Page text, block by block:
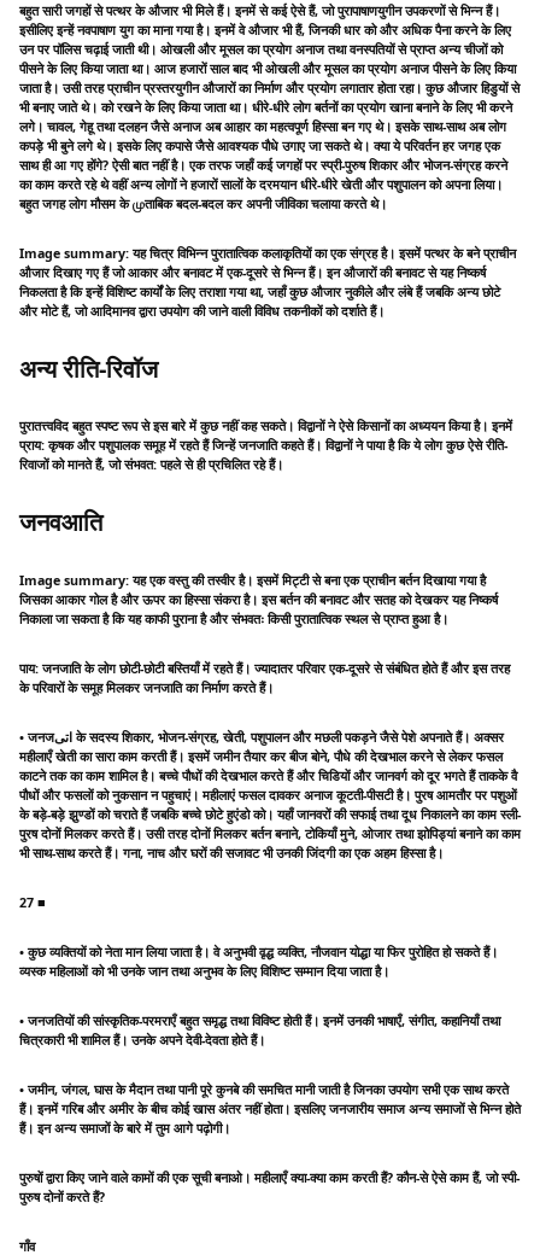
बहुत सारी जगहों से पत्थर के औजार भी मिले हैं। इनमें से कई ऐसे हैं, जो पुरापाषाणयुगीन उपकरणों से भिन्न हैं।
इसीलिए इन्हें नवपाषाण युग का माना गया है। इनमें वे औजार भी हैं, जिनकी धार को और अधिक पैना करने के लिए
उन पर पॉलिस चढ़ाई जाती थी। ओखली और मूसल का प्रयोग अनाज तथा वनस्पतियों से प्राप्त अन्य चीजों को
पीसने के लिए किया जाता था। आज हजारों साल बाद भी ओखली और मूसल का प्रयोग अनाज पीसने के लिए किया
जाता है। उसी तरह प्राचीन प्रस्तरयुगीन औजारों का निर्माण और प्रयोग लगातार होता रहा। कुछ औजार हिडुयों से
भी बनाए जाते थे। को रखने के लिए किया जाता था। धीरे-धीरे लोग बर्तनों का प्रयोग खाना बनाने के लिए भी करने
लगे। चावल, गेहू तथा दलहन जैसे अनाज अब आहार का महत्वपूर्ण हिस्सा बन गए थे। इसके साथ-साथ अब लोग
कपड़े भी बुने लगे थे। इसके लिए कपासे जैसे आवश्यक पौधे उगाए जा सकते थे। क्या ये परिवर्तन हर जगह एक
साथ ही आ गए होंगे? ऐसी बात नहीं है। एक तरफ जहाँ कई जगहों पर स्प्री-पुरुष शिकार और भोजन-संग्रह करने
का काम करते रहे थे वहीं अन्य लोगों ने हजारों सालों के दरमयान धीरे-धीरे खेती और पशुपालन को अपना लिया।
बहुत जगह लोग मौसम के முताबिक बदल-बदल कर अपनी जीविका चलाया करते थे।
Image summary: यह चित्र विभिन्न पुरातात्विक कलाकृतियों का एक संग्रह है। इसमें पत्थर के बने प्राचीन
औजार दिखाए गए हैं जो आकार और बनावट में एक-दूसरे से भिन्न हैं। इन औजारों की बनावट से यह निष्कर्ष
निकलता है कि इन्हें विशिष्ट कार्यों के लिए तराशा गया था, जहाँ कुछ औजार नुकीले और लंबे हैं जबकि अन्य छोटे
और मोटे हैं, जो आदिमानव द्वारा उपयोग की जाने वाली विविध तकनीकों को दर्शाते हैं।
अन्य रीति-रिवॉज
पुरातत्त्वविद बहुत स्पष्ट रूप से इस बारे में कुछ नहीं कह सकते। विद्वानों ने ऐसे किसानों का अध्ययन किया है। इनमें
प्राय: कृषक और पशुपालक समूह में रहते हैं जिन्हें जनजाति कहते हैं। विद्वानों ने पाया है कि ये लोग कुछ ऐसे रीति-
रिवाजों को मानते हैं, जो संभवत: पहले से ही प्रचिलित रहे हैं।
जनवआति
Image summary: यह एक वस्तु की तस्वीर है। इसमें मिट्टी से बना एक प्राचीन बर्तन दिखाया गया है
जिसका आकार गोल है और ऊपर का हिस्सा संकरा है। इस बर्तन की बनावट और सतह को देखकर यह निष्कर्ष
निकाला जा सकता है कि यह काफी पुराना है और संभवतः किसी पुरातात्विक स्थल से प्राप्त हुआ है।
पाय: जनजाति के लोग छोटी-छोटी बस्तियाँ में रहते हैं। ज्यादातर परिवार एक-दूसरे से संबंधित होते हैं और इस तरह
के परिवारों के समूह मिलकर जनजाति का निर्माण करते हैं।
• जनजاتی के सदस्य शिकार, भोजन-संग्रह, खेती, पशुपालन और मछली पकड़ने जैसे पेशे अपनाते हैं। अक्सर
महीलाएँ खेती का सारा काम करती हैं। इसमें जमीन तैयार कर बीज बोने, पौधे की देखभाल करने से लेकर फसल
काटने तक का काम शामिल है। बच्चे पौधों की देखभाल करते हैं और चिडियों और जानवर्ग को दूर भगते हैं ताकके वै
पौधों और फसलों को नुकसान न पहुचाएं। महीलाएं फसल दावकर अनाज कूटती-पीसटी है। पुरष आमतौर पर पशुओं
के बड़े-बड़े झुण्डों को चराते हैं जबकि बच्चे छोटे हुएंडो को। यहाँ जानवरों की सफाई तथा दूध निकालने का काम स्ली-
पुरष दोनों मिलकर करते हैं। उसी तरह दोनों मिलकर बर्तन बनाने, टोकियाँ मुने, ओजार तथा झोपिड्यां बनाने का काम
भी साथ-साथ करते हैं। गना, नाच और घरों की सजावट भी उनकी जिंदगी का एक अहम हिस्सा है।
27 ■
• कुछ व्यक्तियों को नेता मान लिया जाता है। वे अनुभवी वृद्ध व्यक्ति, नौजवान योद्धा या फिर पुरोहित हो सकते हैं।
व्यस्क महिलाओं को भी उनके जान तथा अनुभव के लिए विशिष्ट सम्मान दिया जाता है।
• जनजतियों की सांस्कृतिक-परमराएँ बहुत समृद्ध तथा विविष्ट होती हैं। इनमें उनकी भाषाएँ, संगीत, कहानियाँ तथा
चित्रकारी भी शामिल हैं। उनके अपने देवी-देवता होते हैं।
• जमीन, जंगल, घास के मैदान तथा पानी पूरे कुनबे की समचित मानी जाती है जिनका उपयोग सभी एक साथ करते
हैं। इनमें गरिब और अमीर के बीच कोई खास अंतर नहीं होता। इसलिए जनजारीय समाज अन्य समाजों से भिन्न होते
हैं। इन अन्य समाजों के बारे में तुम आगे पढ़ोगी।
पुरुषों द्वारा किए जाने वाले कामों की एक सूची बनाओ। महीलाएँ क्या-क्या काम करती हैं? कौन-से ऐसे काम हैं, जो स्पी-
पुरुष दोनों करते हैं?
गाँव